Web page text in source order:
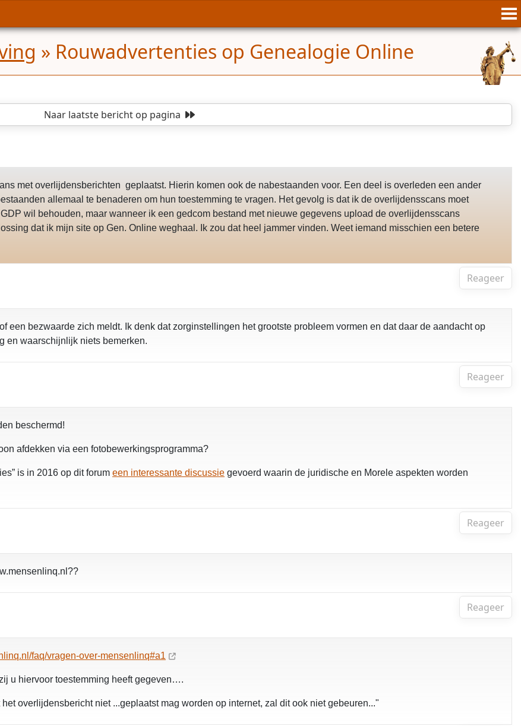
» Rouwadvertenties op Genealogie Online
Naar laatste berichtop pagina
met overlijdensberichten geplaatst. Hierin komen ook de nabestaanden voor. Een deel is overleden een ander
allemaal te benaderen om hun toestemming te vragen. Het gevolg is dat ik de overlijdensscans moet
wil behouden, maar wanneer ik een gedcom bestand met nieuwe gegevens upload de overlijdensscans
dat ik mijn site op Gen. Online weghaal. Ik zou dat heel jammer vinden. Weet iemand misschien een betere
Reageer
een bezwaarde zich meldt. Ik denk dat zorginstellingen het grootste probleem vormen en dat daar de aandacht op
en waarschijnlijk niets bemerken.
Reageer
beschermd!
afdekken via een fotobewerkingsprogramma?
is in 2016 op dit forum een interessante discussie gevoerd waarin de juridische en Morele aspekten worden
Reageer
Reageer
faq/vragen-over-mensenlinq#a1
u hiervoor toestemming heeft gegeven….
overlijdensbericht niet ...geplaatst mag worden op internet, zal dit ook niet gebeuren..."